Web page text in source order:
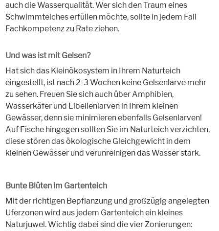
auch die Wasserqualität. Wer sich den Traum eines
Schwimmteiches erfüllen möchte, sollte in jedem Fall
Fachkompetenz zu Rate ziehen.
Und was ist mit Gelsen?
Hat sich das Kleinökosystem in Ihrem Naturteich
eingestellt, ist nach 2-3 Wochen keine Gelsenlarve mehr
zu sehen. Freuen Sie sich auch über Amphibien,
Wasserkäfer und Libellenlarven in Ihrem kleinen
Gewässer, denn sie minimieren ebenfalls Gelsenlarven!
Auf Fische hingegen sollten Sie im Naturteich verzichten,
diese stören das ökologische Gleichgewicht in dem
kleinen Gewässer und verunreinigen das Wasser stark.
Bunte Blüten im Gartenteich
Mit der richtigen Bepflanzung und großzügig angelegten
Uferzonen wird aus jedem Gartenteich ein kleines
Naturjuwel. Wichtig dabei sind die vier Zonierungen: